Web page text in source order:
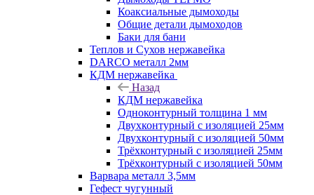
Коаксиальные дымоходы
Общие детали дымоходов
Баки для бани
Теплов и Сухов нержавейка
DARCO металл 2мм
КДМ нержавейка
Назад
КДМ нержавейка
Одноконтурный толщина 1 мм
Двухконтурный с изоляцией 25мм
Двухконтурный с изоляцией 50мм
Трёхконтурный с изоляцией 25мм
Трёхконтурный с изоляцией 50мм
Варвара металл 3,5мм
Гефест чугунный